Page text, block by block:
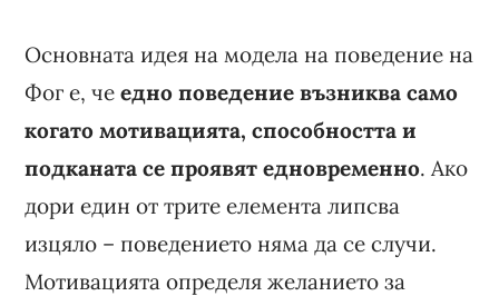
Основната идея на модела на поведение на
Фог е, чеедно поведение възниква само
когато мотивацията, способността и
подканата се проявят едновременно. Ако
дори един от трите елемента липсва
изцяло – поведението няма да се случи.
Мотивацията определя желанието за